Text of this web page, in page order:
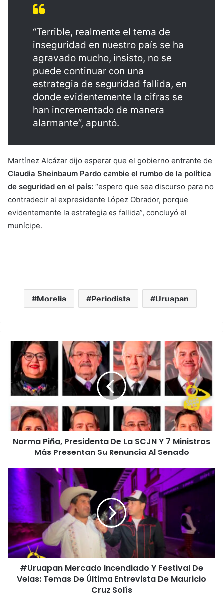
“Terrible, realmente el tema de
inseguridad en nuestro país se ha
agravado mucho, insisto, no se
puede continuar con una
estrategia de seguridad fallida, en
donde evidentemente la cifras se
han incrementado de manera
alarmante”, apuntó.
Martínez Alcázar dijo esperar que el gobierno entrante de
Claudia Sheinbaum Pardo cambie el rumbo de la política
de seguridad en el país: “espero que sea discurso para no
contradecir al expresidente López Obrador, porque
evidentemente la estrategia es fallida”, concluyó el
munícipe.
Morelia Periodista Uruapan
Norma
Piña,
Presidenta
De
La
SCJN
Y
Ministros
Más
Presentan
Renuncia
Senado
Norma Piña, Presidenta De La SCJN Y 7 Ministros
Más Presentan Su Renuncia Al Senado
#Uruapan
Mercado
Incendiado
Y
Festival
De
Velas:
Temas
De
Última
Entrevista
#Uruapan Mercado Incendiado Y Festival De
Velas: Temas De Última Entrevista De Mauricio
Cruz Solís